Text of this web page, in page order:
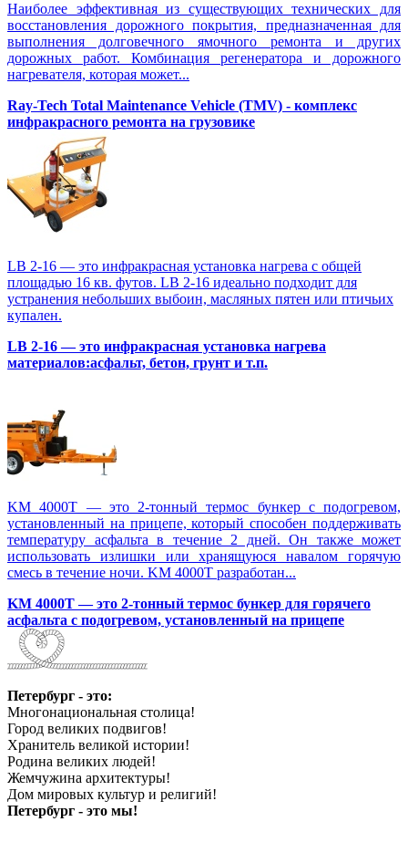
Наиболее эффективная из существующих технических для
восстановления дорожного покрытия, предназначенная для
выполнения долговечного ямочного ремонта и других
дорожных работ. Комбинация регенератора и дорожного
нагревателя, которая может...
Ray-Tech Total Maintenance Vehicle (TMV) - комплекс
инфракрасного ремонта на грузовике
LB 2-16 — это инфракрасная установка нагрева с общей
площадью 16 кв. футов. LB 2-16 идеально подходит для
устранения небольших выбоин, масляных пятен или птичьих
купален.
LB 2-16 — это инфракрасная установка нагрева
материалов:асфальт, бетон, грунт и т.п.
KM 4000T — это 2-тонный термос бункер с подогревом,
установленный на прицепе, который способен поддерживать
температуру асфальта в течение 2 дней. Он также может
использовать излишки или хранящуюся навалом горячую
смесь в течение ночи. KM 4000T разработан...
KM 4000T — это 2-тонный термос бункер для горячего
асфальта с подогревом, установленный на прицепе
Петербург - это:
Многонациональная столица!
Город великих подвигов!
Хранитель великой истории!
Родина великих людей!
Жемчужина архитектуры!
Дом мировых культур и религий!
Петербург - это мы!